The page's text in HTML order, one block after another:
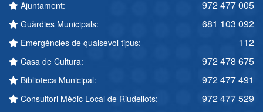
Ajuntament: 972 477 005
Guàrdies Municipals: 681 103 092
Emergències de qualsevol tipus: 112
Casa de Cultura: 972 478 675
Biblioteca Municipal: 972 477 491
Consultori Mèdic Local de Riudellots: 972 477 529